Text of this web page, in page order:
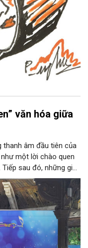
văn hóa giữa
thanh âm đầu tiên của
một lời chào quen
sau đó, những giai
lên qua phần biểu
sĩ Bình Minh Jazz
cảm xúc ngay giữa